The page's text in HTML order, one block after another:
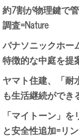
約7割が物理鍵で
調査=Nature
パナソニックホー
特徴的な中庭を提
ヤマト住建、「耐
も生活継続ができ
「マイトーン」
と安全性追加=リ